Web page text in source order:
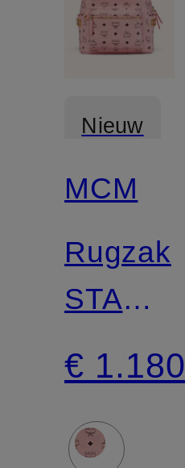
Nieuw
MCM
Rugzak
STARK
SMALL
met
studs
€ 1.180